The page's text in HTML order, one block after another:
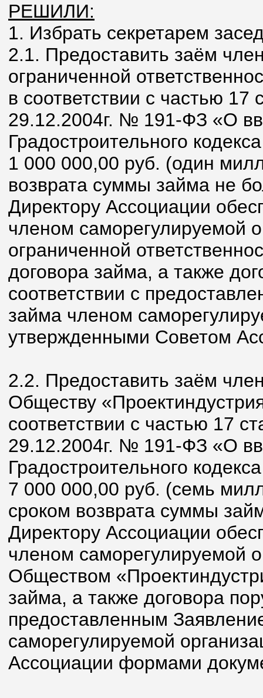
РЕШИЛИ:
1. Избрать секретарем
2.1. Предоставить заём
ограниченной
в соответствии с частью 17
29.12.2004г. № 191-ФЗ «О
Градостроительного
1 000 000,00 руб. (один
возврата суммы займа не
Директору Ассоциации
членом саморегулируемой
ограниченной
договора займа, а также
соответствии с
займа членом
утвержденными Советом
2.2. Предоставить заём
Обществу
соответствии с частью 17
29.12.2004г. № 191-ФЗ «О
Градостроительного
7 000 000,00 руб. (семь
сроком возврата суммы
Директору Ассоциации
членом саморегулируемой
Обществом
займа, а также договора
предоставленным
саморегулируемой
Ассоциации формами